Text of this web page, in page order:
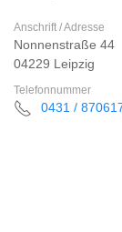
Anschrift / Adresse
Nonnenstraße 44
04229 Leipzig
Telefonnummer
0431 /